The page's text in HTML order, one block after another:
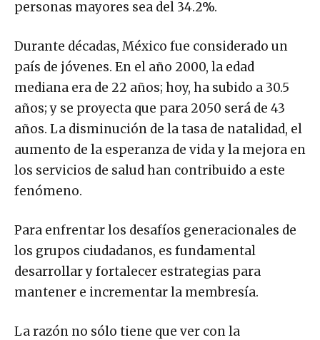
personas mayores sea del 34.2%.
Durante décadas, México fue considerado un
país de jóvenes. En el año 2000, la edad
mediana era de 22 años; hoy, ha subido a 30.5
años; y se proyecta que para 2050 será de 43
años. La disminución de la tasa de natalidad, el
aumento de la esperanza de vida y la mejora en
los servicios de salud han contribuido a este
fenómeno.
Para enfrentar los desafíos generacionales de
los grupos ciudadanos, es fundamental
desarrollar y fortalecer estrategias para
mantener e incrementar la membresía.
La razón no sólo tiene que ver con la